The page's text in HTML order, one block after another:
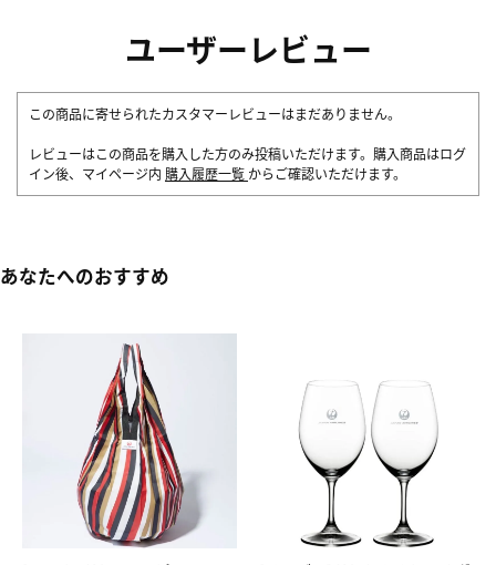
ユーザーレビュー
この商品に寄せられたカスタマーレビューはまだありません。
レビューはこの商品を購入した方のみ投稿いただけます。購入商品はログ
イン後、マイページ内 購入履歴一覧 からご確認いただけます。
あなたへのおすすめ